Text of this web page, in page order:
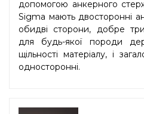
допомогою анкерного
Sigma мають двосторонні
обидві сторони, добре
для будь-якої породи
щільності матеріалу, і
односторонні.